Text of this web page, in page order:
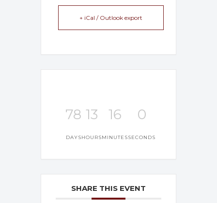
+ iCal / Outlook export
78
DAYS
13
HOURS
15
MINUTES
59
SECONDS
SHARE THIS EVENT